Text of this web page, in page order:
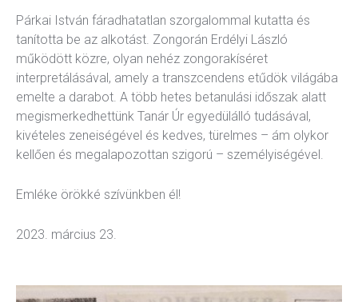
Párkai István fáradhatatlan szorgalommal kutatta és
tanította be az alkotást. Zongorán Erdélyi László
működött közre, olyan nehéz zongorakíséret
interpretálásával, amely a transzcendens etűdök világába
emelte a darabot. A több hetes betanulási időszak alatt
megismerkedhettünk Tanár Úr egyedülálló tudásával,
kivételes zeneiségével és kedves, türelmes – ám olykor
kellően és megalapozottan szigorú – személyiségével.
Emléke örökké szívünkben él!
2023. március 23.